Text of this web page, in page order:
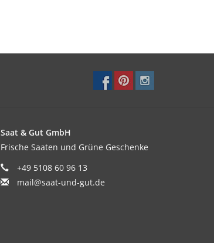
Saat & Gut GmbH
Frische Saaten und Grüne Geschenke
+49 5108 60 96 13
mail@saat-und-gut.de